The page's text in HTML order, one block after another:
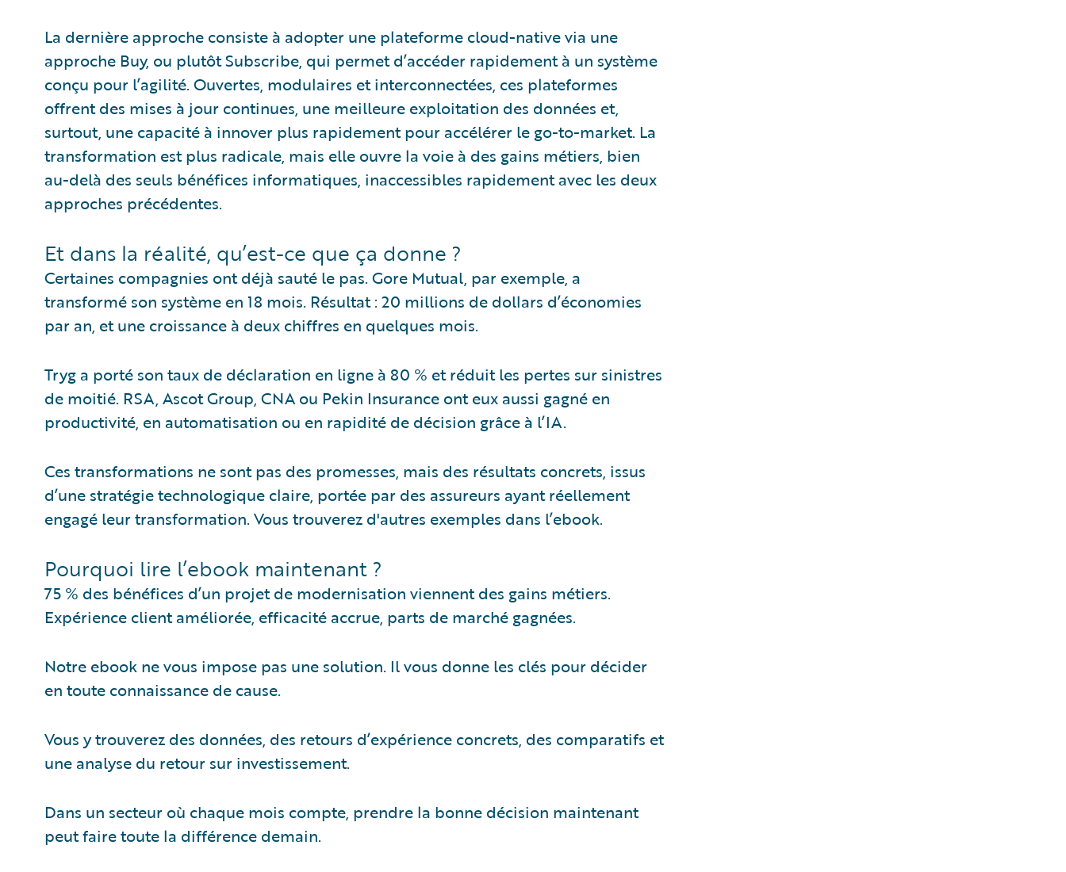
La dernière approche consiste à adopter une plateforme cloud-native via une
approche Buy, ou plutôt Subscribe, qui permet d’accéder rapidement à un système
conçu pour l’agilité. Ouvertes, modulaires et interconnectées, ces plateformes
offrent des mises à jour continues, une meilleure exploitation des données et,
surtout, une capacité à innover plus rapidement pour accélérer le go-to-market. La
transformation est plus radicale, mais elle ouvre la voie à des gains métiers, bien
au-delà des seuls bénéfices informatiques, inaccessibles rapidement avec les deux
approches précédentes.
Et dans la réalité, qu’est-ce que ça donne ?
Certaines compagnies ont déjà sauté le pas. Gore Mutual, par exemple, a
transformé son système en 18 mois. Résultat : 20 millions de dollars d’économies
par an, et une croissance à deux chiffres en quelques mois.
Tryg a porté son taux de déclaration en ligne à 80 % et réduit les pertes sur sinistres
de moitié. RSA, Ascot Group, CNA ou Pekin Insurance ont eux aussi gagné en
productivité, en automatisation ou en rapidité de décision grâce à l’IA.
Ces transformations ne sont pas des promesses, mais des résultats concrets, issus
d’une stratégie technologique claire, portée par des assureurs ayant réellement
engagé leur transformation. Vous trouverez d'autres exemples dans l’ebook.
Pourquoi lire l’ebook maintenant ?
75 % des bénéfices d’un projet de modernisation viennent des gains métiers.
Expérience client améliorée, efficacité accrue, parts de marché gagnées.
Notre ebook ne vous impose pas une solution. Il vous donne les clés pour décider
en toute connaissance de cause.
Vous y trouverez des données, des retours d’expérience concrets, des comparatifs et
une analyse du retour sur investissement.
Dans un secteur où chaque mois compte, prendre la bonne décision maintenant
peut faire toute la différence demain.